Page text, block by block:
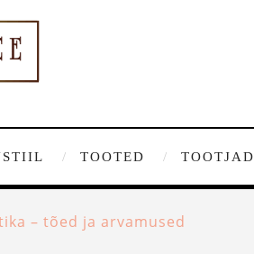
TOOTED TOOTJAD
– tõed ja arvamused